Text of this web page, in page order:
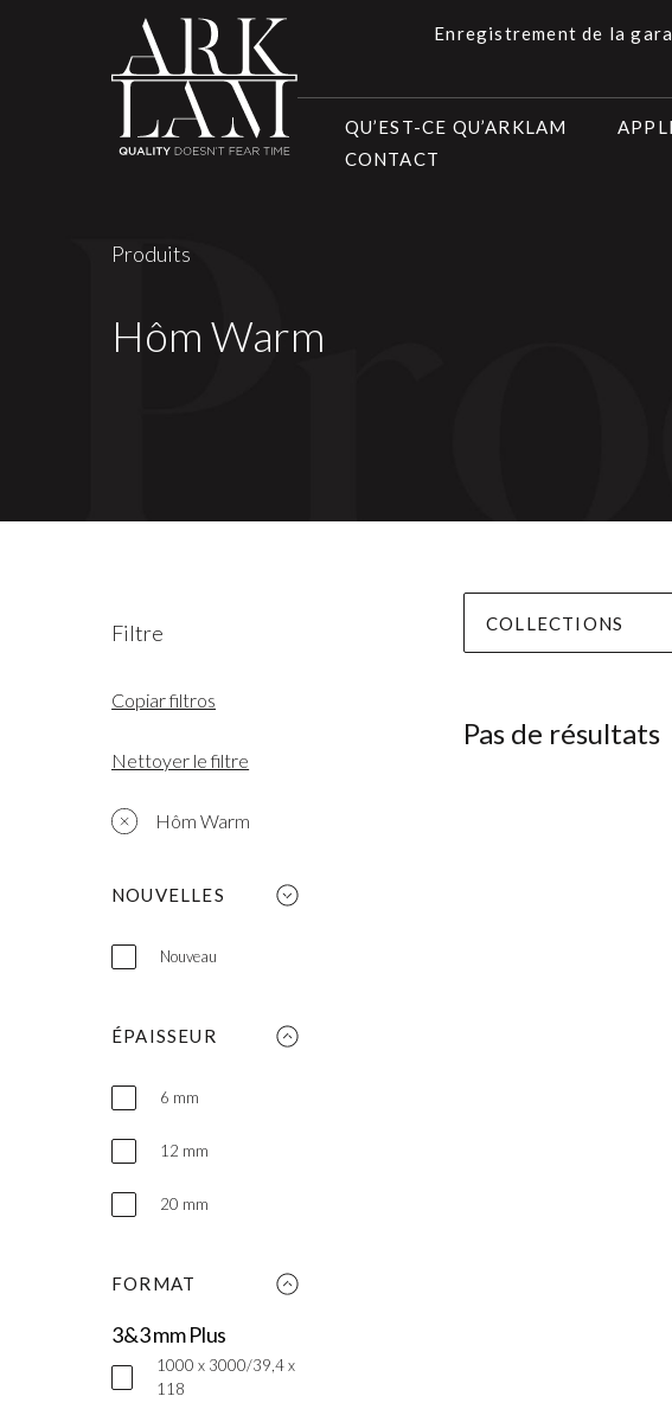
Enregistrement de la
QU’EST-CE QU’ARKLAM
CONTACT
Produits
Hôm Warm
Filtre
Copiar filtros
Nettoyer le filtre
Hôm Warm
NOUVELLES
Nouveau
ÉPAISSEUR
6 mm
12 mm
20 mm
FORMAT
3&3 mm Plus
1000 x 3000/39,4 x
118
COLLECTIONS
Pas de résultats